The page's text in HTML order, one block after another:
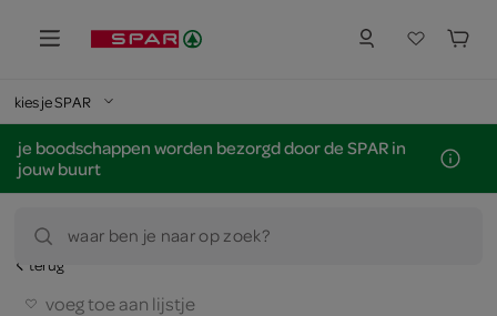
kies je SPAR
je boodschappen worden bezorgd door de SPAR in
jouw buurt
waar ben je naar op zoek?
terug
voeg toe aan lijstje